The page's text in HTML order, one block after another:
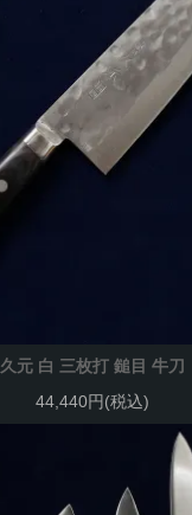
久元 白 三枚打 鎚目 牛刀
44,440円(税込)